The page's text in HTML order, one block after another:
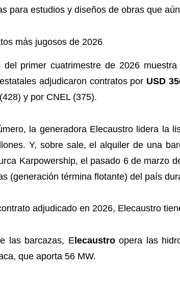
para estudios y diseños de obras que
más jugosos de 2026
del primer cuatrimestre de 2026
adjudicaron contratos por USD
y por CNEL (375).
la generadora Elecaustro lidera la
Y, sobre sale, el alquiler de una
Karpowership, el pasado 6 de marzo
(generación términa flotante) del país
adjudicado en 2026, Elecaustro
las barcazas, Elecaustroopera las
que aporta 56 MW.